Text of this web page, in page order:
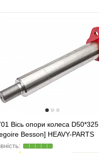
Вісь опори колеса D50*325
Besson] HEAVY-PARTS